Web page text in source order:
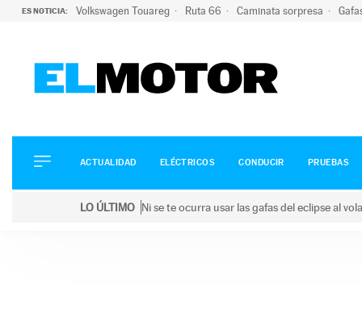
ES NOTICIA: Volkswagen Touareg Ruta 66 Caminata sorpresa
ELÉCTRICOS
CONDUCIR
ACTUALIDAD ELÉCTRICOS CONDUCIR PRUEBAS
LO ÚLTIMO Ni se te ocurra usar las gafas del eclipse al